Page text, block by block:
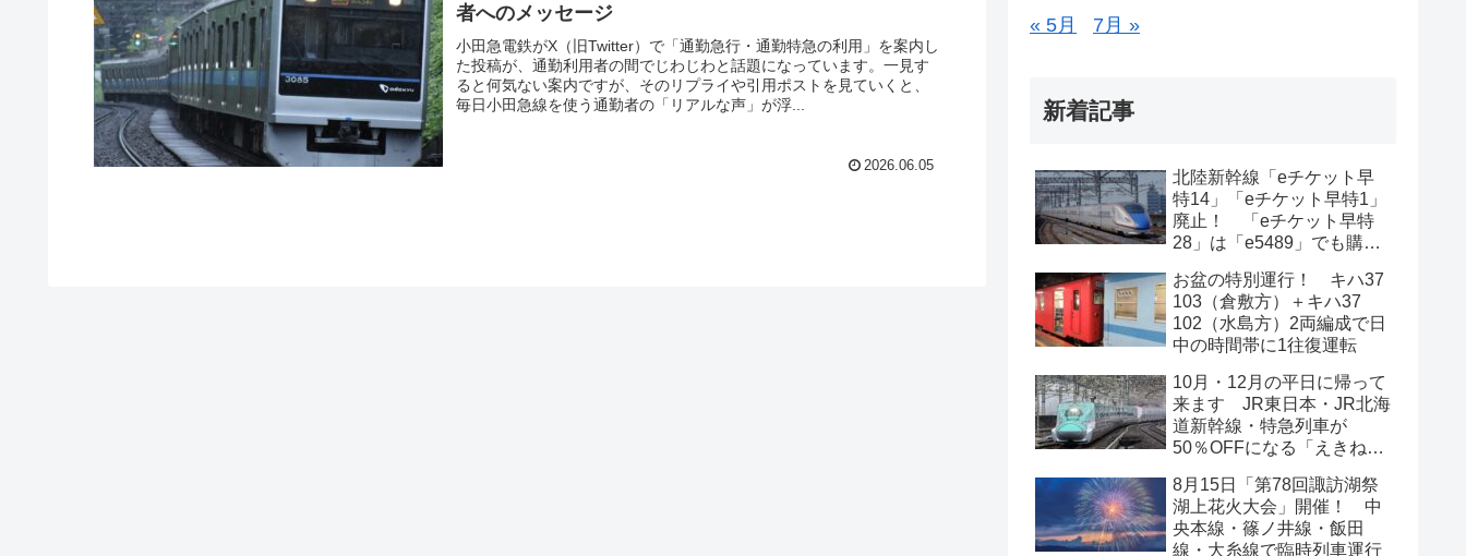
者へのメッセージ
小田急電鉄がX（旧Twitter）で「通勤急行・通勤特急の利用」を案内し
た投稿が、通勤利用者の間でじわじわと話題になっています。一見す
ると何気ない案内ですが、そのリプライや引用ポストを見ていくと、
毎日小田急線を使う通勤者の「リアルな声」が浮...
2026.06.05
« 5月 7月 »
新着記事
北陸新幹線「eチケット早
特14」「eチケット早特1」
廃止！ 「eチケット早特
28」は「e5489」でも購入
お盆の特別運行！ キハ37
103（倉敷方）＋キハ37
102（水島方）2両編成で日
中の時間帯に1往復運転
10月・12月の平日に帰って
来ます JR東日本・JR北海
道新幹線・特急列車が
50％OFFになる「えきねっ
8月15日「第78回諏訪湖祭
湖上花火大会」開催！ 中
央本線・篠ノ井線・飯田
線・大糸線で臨時列車運行